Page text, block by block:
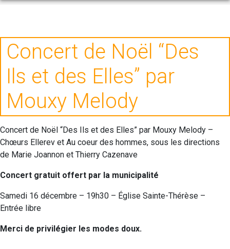
Concert de Noël “Des
Ils et des Elles” par
Mouxy Melody
Concert de Noël “Des Ils et des Elles” par Mouxy Melody –
Chœurs Ellerev et Au coeur des hommes, sous les directions
de Marie Joannon et Thierry Cazenave
Concert gratuit offert par la municipalité
Samedi 16 décembre – 19h30 – Église Sainte-Thérèse –
Entrée libre
Merci de privilégier les modes doux.